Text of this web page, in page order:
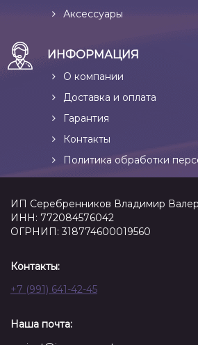
Аксессуары
ИНФОРМАЦИЯ
О компании
Доставка и оплата
Гарантия
Контакты
Политика обработки
ИП Серебренников Владимир
ИНН: 772084576042
ОГРНИП: 318774600019560
Контакты:
+7 (991) 641-42-45
Наша почта: